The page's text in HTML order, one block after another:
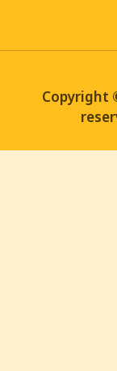
Copyright